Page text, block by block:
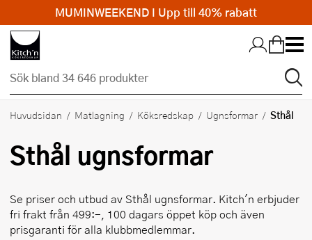
Hopp till huvudinnehållet
Huvudsidan Matlagning Köksredskap Ugnsformar Sthål
Sthål ugnsformar
Se priser och utbud av Sthål ugnsformar. Kitch'n erbjuder
fri frakt från 499:-, 100 dagars öppet köp och även
prisgaranti för alla klubbmedlemmar.
MUMINWEEKEND I Upp till 40% rabatt